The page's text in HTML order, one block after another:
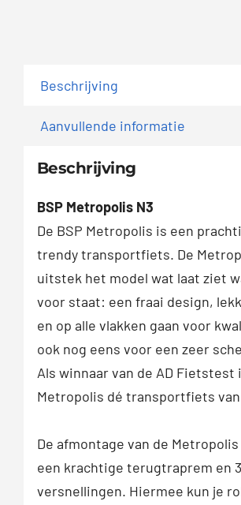
Beschrijving
Aanvullende informatie
Beschrijving
BSP Metropolis N3
De BSP Metropolis is een
trendy transportfiets. De
uitstek het model wat laat ziet
voor staat: een fraai design,
en op alle vlakken gaan voor
ook nog eens voor een zeer
Als winnaar van de AD Fietstest
Metropolis dé transportfiets
De afmontage van de
een krachtige terugtraprem en 3
versnellingen. Hiermee kun je